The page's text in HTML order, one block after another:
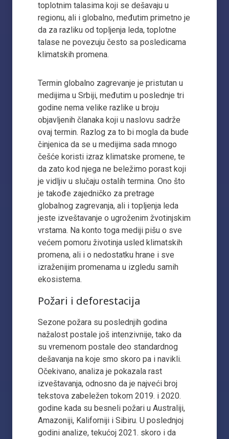
toplotnim talasima koji se dešavaju u
regionu, ali i globalno, međutim primetno je
da za razliku od topljenja leda, toplotne
talase ne povezuju često sa posledicama
klimatskih promena.
Termin globalno zagrevanje je pristutan u
medijima u Srbiji, međutim u poslednje tri
godine nema velike razlike u broju
objavljenih članaka koji u naslovu sadrže
ovaj termin. Razlog za to bi mogla da bude
činjenica da se u medijima sada mnogo
češće koristi izraz klimatske promene, te
da zato kod njega ne beležimo porast koji
je vidljiv u slučaju ostalih termina. Ono što
je takođe zajedničko za pretrage
globalnog zagrevanja, ali i topljenja leda
jeste izveštavanje o ugroženim žvotinjskim
vrstama. Na konto toga mediji pišu o sve
većem pomoru životinja usled klimatskih
promena, ali i o nedostatku hrane i sve
izraženijim promenama u izgledu samih
ekosistema.
Požari i deforestacija
Sezone požara su poslednjih godina
nažalost postale još intenzivnije, tako da
su vremenom postale deo standardnog
dešavanja na koje smo skoro pa i navikli.
Očekivano, analiza je pokazala rast
izveštavanja, odnosno da je najveći broj
tekstova zabeležen tokom 2019. i 2020.
godine kada su besneli požari u Australiji,
Amazoniji, Kaliforniji i Sibiru. U poslednjoj
godini analize, tekućoj 2021. skoro i da